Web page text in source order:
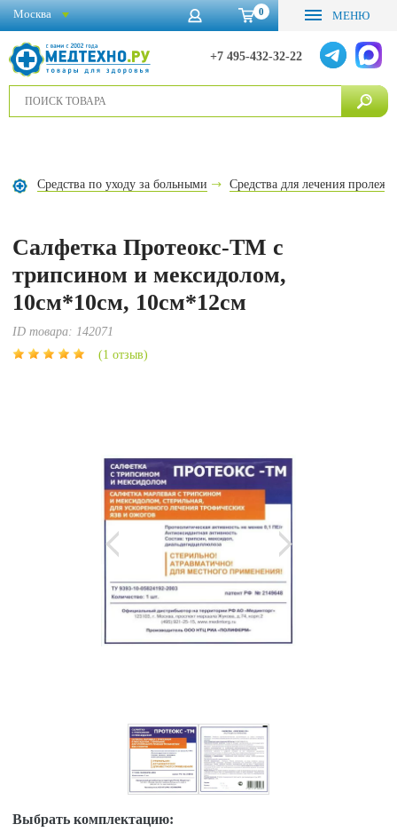
0 МЕНЮ
+7 495-432-32-22
Москва
Средства по уходу за больными Средства для лечения
Салфетка Протеокс-ТМ с
трипсином и мексидолом,
10см*10см, 10см*12см
ID товара: 142071
(1 отзыв)
Выбрать комплектацию: